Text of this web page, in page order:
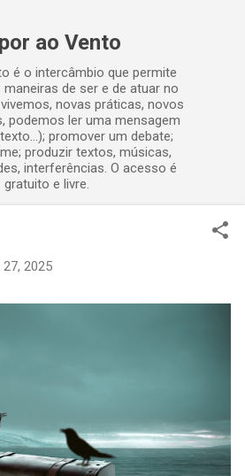
ao Vento
é o intercâmbio que permite
de ser e de atuar no
novas práticas, novos
podemos ler uma mensagem
promover um debate;
produzir textos, músicas,
interferências. O acesso é
gratuito e livre.
2025